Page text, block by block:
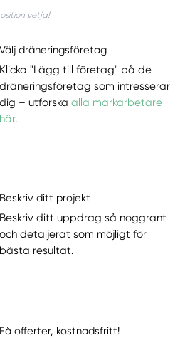
vetja!
Välj dräneringsföretag
Klicka "Lägg till företag" på de
dräneringsföretag som intresserar
dig – utforskaalla markarbetare
här.
Beskriv ditt projekt
Beskriv ditt uppdrag så noggrant
och detaljerat som möjligt för
bästa resultat.
Få offerter, kostnadsfritt!